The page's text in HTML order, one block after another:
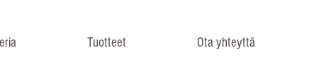
Tuotteet Ota yhteyttä